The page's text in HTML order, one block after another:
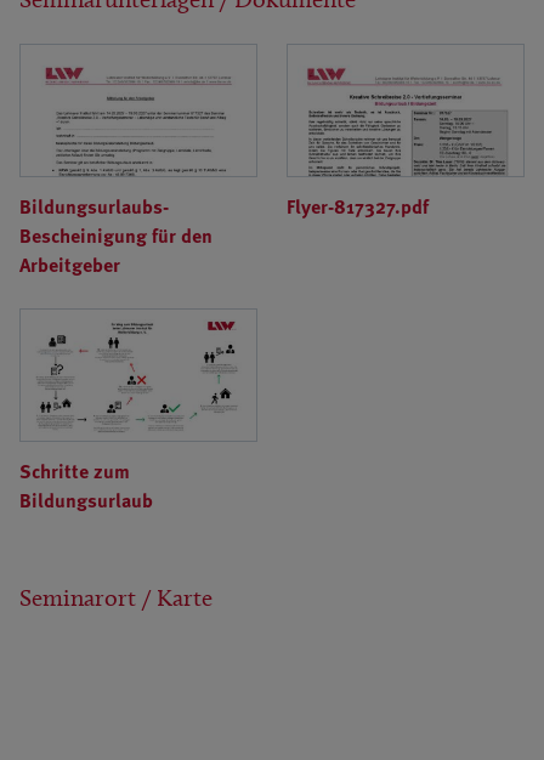
Bildungsurlaubs-
Bescheinigung für den
Arbeitgeber
Flyer-817327.pdf
Schritte zum
Bildungsurlaub
Seminarort / Karte